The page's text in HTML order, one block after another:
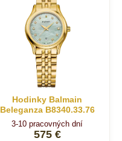
Hodinky Balmain
Beleganza B8340.33.76
3-10 pracovných dní
575 €